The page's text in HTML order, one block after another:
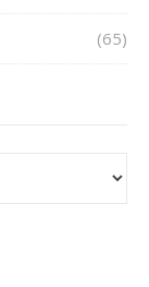
(65)